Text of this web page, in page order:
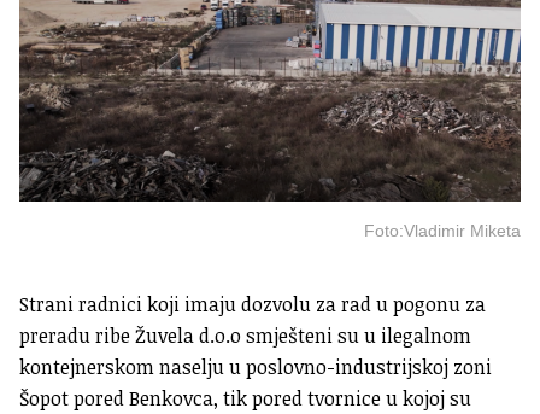
Foto:Vladimir Miketa
Strani radnici koji imaju dozvolu za rad u pogonu za
preradu ribe Žuvela d.o.o smješteni su u ilegalnom
kontejnerskom naselju u poslovno-industrijskoj zoni
Šopot pored Benkovca, tik pored tvornice u kojoj su